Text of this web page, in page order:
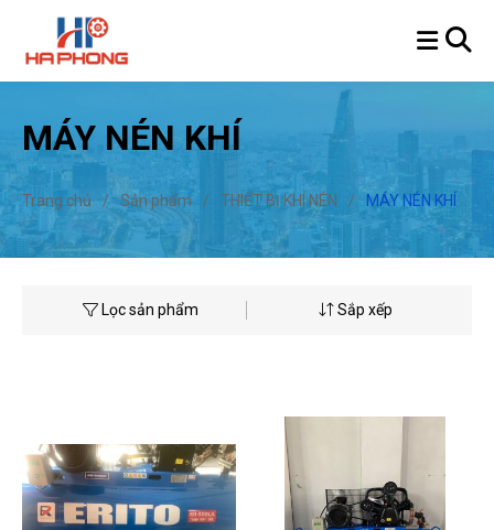
MÁY NÉN KHÍ
Trang chủ / Sản phẩm / THIẾT BỊ KHÍ NÉN / MÁY NÉN KHÍ
Lọc sản phẩm Sắp xếp